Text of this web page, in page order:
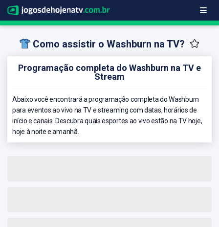
Como assistir o Washburn na TV?
Programação completa do Washburn na TV e
Stream
Abaixo você encontrará a programação completa do Washburn
para eventos ao vivo na TV e streaming com datas, horários de
início e canais. Descubra quais esportes ao vivo estão na TV hoje,
hoje à noite e amanhã.